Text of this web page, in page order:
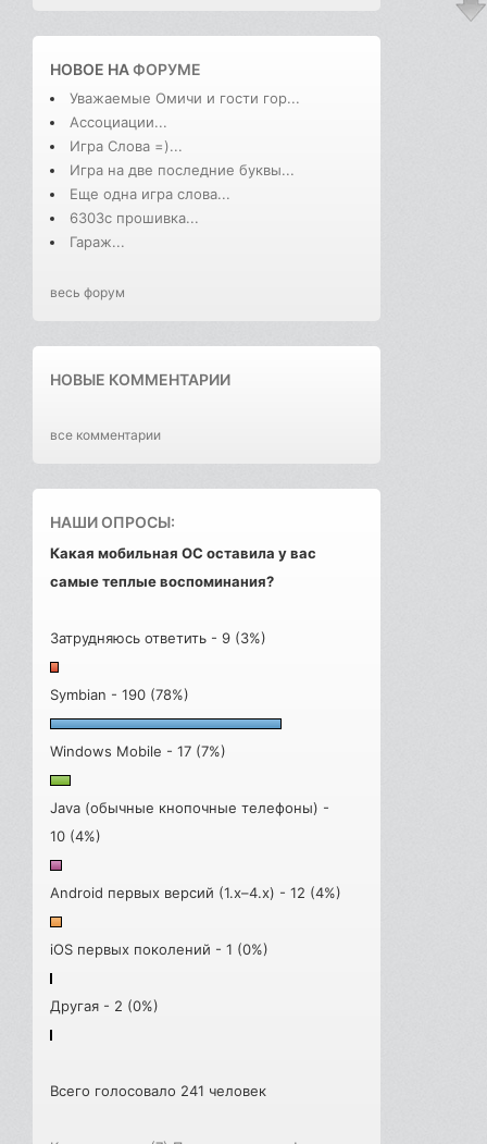
НОВОЕ НАФОРУМЕ
Уважаемые Омичи и гости гор...
Ассоциации...
Игра Слова =)...
Игра на две последние буквы...
Еще одна игра слова...
6303с прошивка...
Гараж...
весь форум
НОВЫЕ КОММЕНТАРИИ
все комментарии
НАШИ ОПРОСЫ:
Какая мобильная ОС оставила у вас
самые теплые воспоминания?
Затрудняюсь ответить - 9 (3%)
Symbian - 190 (78%)
Windows Mobile - 17 (7%)
Java (обычные кнопочные телефоны) -
10 (4%)
Android первых версий (1.x–4.x) - 12 (4%)
iOS первых поколений - 1 (0%)
Другая - 2 (0%)
Всего голосовало 241 человек